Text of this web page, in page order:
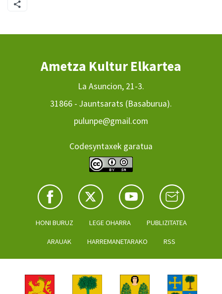
Ametza Kultur Elkartea
La Asuncion, 21-3.
31866 - Jauntsarats (Basaburua).
pulunpe@gmail.com
Codesyntaxek garatua
HONI BURUZ LEGE OHARRA PUBLIZITATEA
ARAUAK HARREMANETARAKO RSS